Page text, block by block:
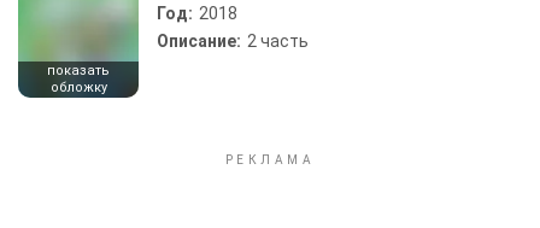
показать
обложку
Год: 2018
Описание: 2 часть